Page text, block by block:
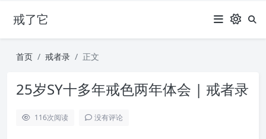
戒了它
首页 戒者录 正文
25岁SY十多年戒色两年体会 | 戒者录
116次阅读 没有评论